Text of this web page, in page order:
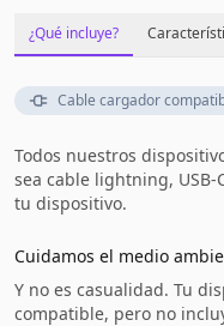
¿Qué incluye?
Cable cargador
Todos nuestros
sea cable lightning, USB-
tu dispositivo.
Cuidamos el medio
Y no es casualidad. Tu
compatible, pero no